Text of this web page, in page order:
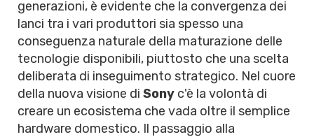
generazioni, è evidente che la convergenza dei
lanci tra i vari produttori sia spesso una
conseguenza naturale della maturazione delle
tecnologie disponibili, piuttosto che una scelta
deliberata di inseguimento strategico. Nel cuore
della nuova visione di Sony c'è la volontà di
creare un ecosistema che vada oltre il semplice
hardware domestico. Il passaggio alla